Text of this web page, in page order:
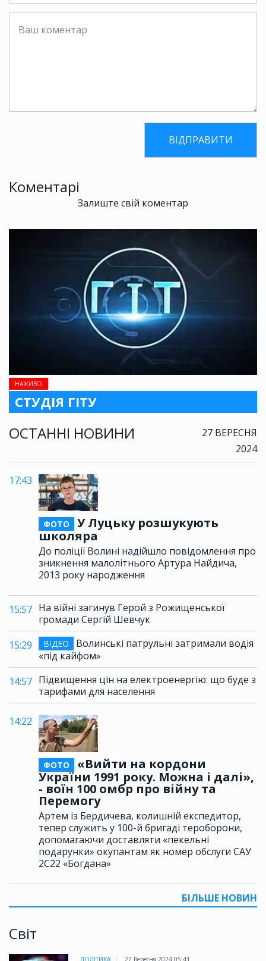
НАЖИВО
СТУДІЯ ГІТУ
ОСТАННІ НОВИНИ
27 ВЕРЕСНЯ
2024
17:43
ФОТО
У Луцьку розшукують
школяра
До поліції Волині надійшло повідомлення про
зникнення малолітнього Артура Найдича,
2013 року народження
15:57 На війні загинув Герой з Рожищенської
громади Сергій Шевчук
15:29
ВІДЕО
Волинські патрульні затримали водія
«під кайфом»
14:57 Підвищення цін на електроенергію: що буде з
тарифами для населення
14:22
ФОТО
«Вийти на кордони
України 1991 року. Можна і далі»,
- воїн 100 омбр про війну та
Перемогу
Артем із Бердичева, колишній експедитор,
тепер служить у 100-й бригаді тероборони,
допомагаючи доставляти «пекельні
подарунки» окупантам як номер обслуги САУ
2С22 «Богдана»
БІЛЬШЕ НОВИН
Світ
Коментарі
Залиште свій коментар